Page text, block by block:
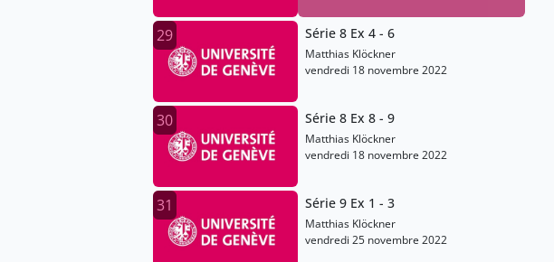
29 Série 8 Ex 4 - 6
Matthias Klöckner
vendredi 18 novembre 2022
30 Série 8 Ex 8 - 9
Matthias Klöckner
vendredi 18 novembre 2022
31 Série 9 Ex 1 - 3
Matthias Klöckner
vendredi 25 novembre 2022